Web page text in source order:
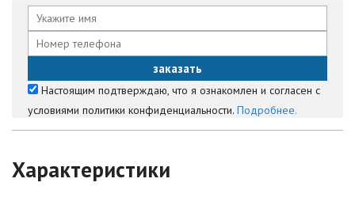
Настоящим подтверждаю, что я ознакомлен и согласен с
условиями политики конфиденциальности. Подробнее.
Характеристики